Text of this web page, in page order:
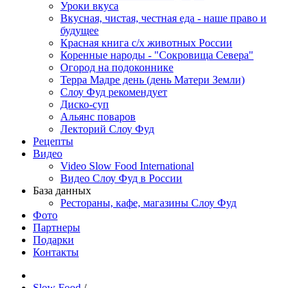
Уроки вкуса
Вкусная, чистая, честная еда - наше право и
будущее
Красная книга с/х животных России
Коренные народы - "Сокровища Севера"
Огород на подоконнике
Терра Мадре день (день Матери Земли)
Слоу Фуд рекомендует
Диско-суп
Альянс поваров
Лекторий Слоу Фуд
Рецепты
Видео
Video Slow Food International
Видео Слоу Фуд в России
База данных
Рестораны, кафе, магазины Слоу Фуд
Фото
Партнеры
Подарки
Контакты